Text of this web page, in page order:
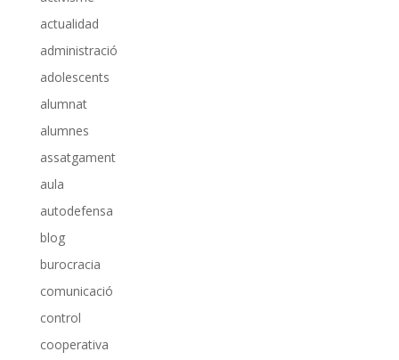
actualidad
administració
adolescents
alumnat
alumnes
assatgament
aula
autodefensa
blog
burocracia
comunicació
control
cooperativa